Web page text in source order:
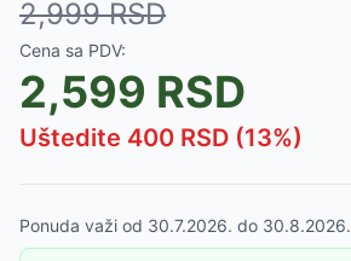
2,999RSD
Cena sa PDV:
2,599 RSD
Uštedite 400 RSD (13%)
Ponuda važi od 30.7.2026. do 30.8.2026.